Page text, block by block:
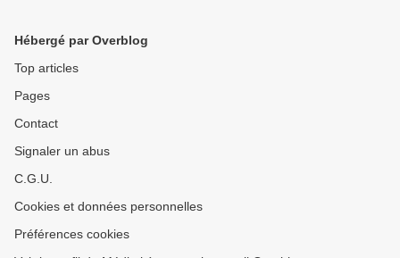
Hébergé par Overblog
Top articles
Pages
Contact
Signaler un abus
C.G.U.
Cookies et données personnelles
Préférences cookies